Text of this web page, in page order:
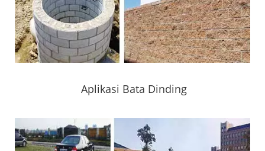
Aplikasi Bata Dinding